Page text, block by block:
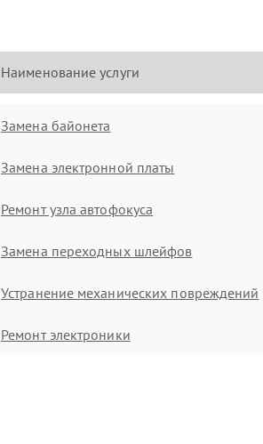
Наименование услуги
Замена байонета
Замена электронной платы
Ремонт узла автофокуса
Замена переходных шлейфов
Устранение механических повреждений
Ремонт электроники